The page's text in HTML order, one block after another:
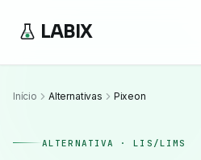
LABIX
Início Alternativas Pixeon
ALTERNATIVA · LIS/LIMS